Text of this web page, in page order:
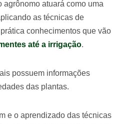
agrônomo atuará como uma
as técnicas de
conhecimentos que vão
até a irrigação.
possuem informações
das plantas.
e o aprendizado das técnicas